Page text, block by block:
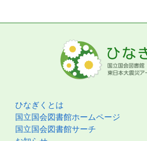
ひなぎくとは
国立国会図書館ホームページ
国立国会図書館サーチ